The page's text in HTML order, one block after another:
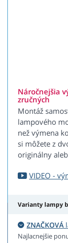
Náročnejšia
zručných
Montáž
lampového
než výmena
si môžete z
originálny
VIDEO -
Varianty lampy
ZNAČKOVÁ
Najlacnejšie